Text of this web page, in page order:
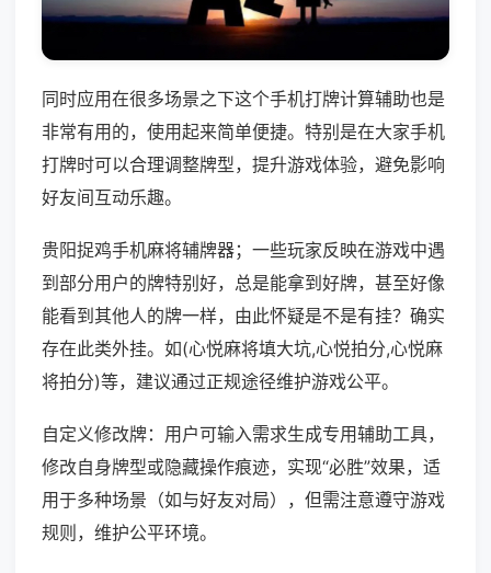
同时应用在很多场景之下这个手机打牌计算辅助也是
非常有用的，使用起来简单便捷。特别是在大家手机
打牌时可以合理调整牌型，提升游戏体验，避免影响
好友间互动乐趣。
贵阳捉鸡手机麻将辅牌器；一些玩家反映在游戏中遇
到部分用户的牌特别好，总是能拿到好牌，甚至好像
能看到其他人的牌一样，由此怀疑是不是有挂？确实
存在此类外挂。如(心悦麻将填大坑,心悦拍分,心悦麻
将拍分)等，建议通过正规途径维护游戏公平。
自定义修改牌：用户可输入需求生成专用辅助工具，
修改自身牌型或隐藏操作痕迹，实现“必胜”效果，适
用于多种场景（如与好友对局），但需注意遵守游戏
规则，维护公平环境。